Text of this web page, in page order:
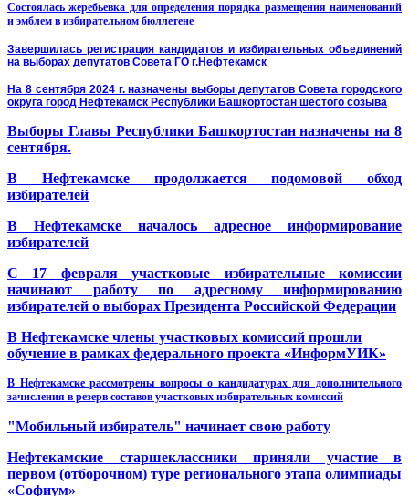
Состоялась жеребьевка для определения порядка размещения наименований
и эмблем в избирательном бюллетене
Завершилась регистрация кандидатов и избирательных объединений
на выборах депутатов Совета ГО г.Нефтекамск
На 8 сентября 2024 г. назначены выборы депутатов Совета городского
округа город Нефтекамск Республики Башкортостан шестого созыва
Выборы Главы Республики Башкортостан назначены на 8
сентября.
В Нефтекамске продолжается подомовой обход
избирателей
В Нефтекамске началось адресное информирование
избирателей
С 17 февраля участковые избирательные комиссии
начинают работу по адресному информированию
избирателей о выборах Президента Российской Федерации
В Нефтекамске члены участковых комиссий прошли
обучение в рамках федерального проекта «ИнформУИК»
В Нефтекамске рассмотрены вопросы о кандидатурах для дополнительного
зачисления в резерв составов участковых избирательных комиссий
"Мобильный избиратель" начинает свою работу
Нефтекамские старшеклассники приняли участие в
первом (отборочном) туре регионального этапа олимпиады
«Софиум»